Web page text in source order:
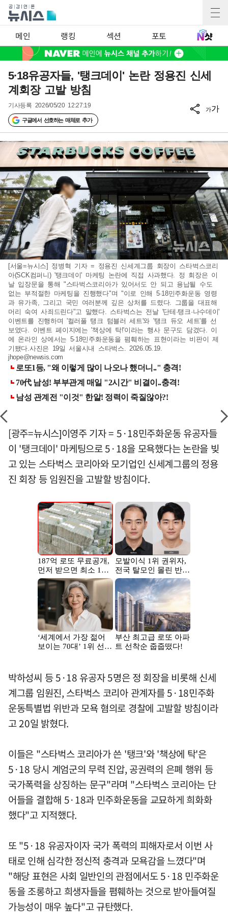
메인 랭킹 섹션 포토
5·18유공자들, '탱크데이' 논란 정용진 신세
계회장 고발 방침
기사등록 2026/05/20 12:27:19
구글에서 선호하는 매체로 추가
가가
[서울=뉴시스] 정병혁 기자 = 정용진 신세계그룹 회장이 스타벅스코리
아(SCK컴퍼니) '탱크데이' 마케팅 논란에 직접 사과했다. 정 회장은 이
날 입장문을 통해 "스타벅스코리아가 있어서도 안 되고 용납될 수도
없는 부적절한 마케팅을 진행했다"며 "이로 인해 5·18민주화운동 영령
과 유가족, 그리고 국민 여러분께 깊은 상처를 드렸다. 그룹을 대표해
머리 숙여 사죄드린다"고 말했다. 스타벅스는 전날 '단테·탱크·나수데이'
이벤트를 진행하며 '컬러풀 탱크 텀블러 세트'와 '탱크 듀오 세트'를 선
보였다. 이벤트 페이지에는 '책상에 탁!'이라는 행사 문구도 담겼다. 이
에 온라인 상에서는 5·18민주화운동을 폄훼하는 표현이라는 비판이 제
기됐다.사진은 19일 서울시내 스타벅스. 2026.05.19.
jhope@newsis.com
[광주=뉴시스]이영주 기자 = 5·18민주화운동 유공자들
이 '탱크데이' 마케팅으로 5·18을 모욕했다는 논란을 빚
고 있는 스타벅스 코리아와 모기업인 신세계그룹의 정용
진 회장 등 임원진을 고발할 방침이다.
박하성씨 등 5·18 유공자 5명은 정 회장을 비롯해 신세
계그룹 임원진, 스타벅스 코리아 관계자를 5·18민주화
운동특별법 위반과 모욕 혐의로 경찰에 고발할 방침이라
고 20일 밝혔다.
이들은 "스타벅스 코리아가 쓴 '탱크'와 '책상에 탁'은
5·18 당시 계엄군의 무력 진압, 공권력의 은폐 행위 등
국가폭력을 상징하는 문구"라며 "스타벅스 코리아는 단
어들을 결합해 5·18과 민주화운동을 교묘하게 희화화
했다"고 지적했다.
또 "5·18 유공자이자 국가 폭력의 피해자로서 이번 사
태로 인해 심각한 정신적 충격과 모욕감을 느꼈다"며
"해당 표현은 사회 일반인의 관점에서도 5·18 민주화운
동을 조롱하고 희생자들을 폄훼하는 것으로 받아들여질
가능성이 매우 높다"고 규탄했다.